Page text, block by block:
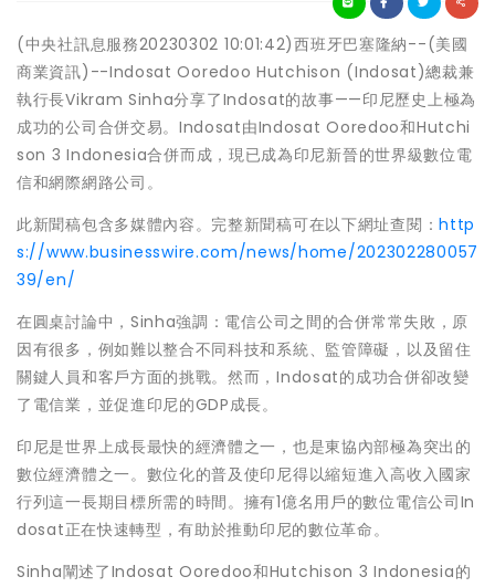
(中央社訊息服務20230302 10:01:42)西班牙巴塞隆納--(美國
商業資訊)--Indosat Ooredoo Hutchison (Indosat)總裁兼
執行長Vikram Sinha分享了Indosat的故事——印尼歷史上極為
成功的公司合併交易。Indosat由Indosat Ooredoo和Hutchi
son 3 Indonesia合併而成，現已成為印尼新晉的世界級數位電
信和網際網路公司。
此新聞稿包含多媒體內容。完整新聞稿可在以下網址查閱：http
s://www.businesswire.com/news/home/202302280057
39/en/
在圓桌討論中，Sinha強調：電信公司之間的合併常常失敗，原
因有很多，例如難以整合不同科技和系統、監管障礙，以及留住
關鍵人員和客戶方面的挑戰。然而，Indosat的成功合併卻改變
了電信業，並促進印尼的GDP成長。
印尼是世界上成長最快的經濟體之一，也是東協內部極為突出的
數位經濟體之一。數位化的普及使印尼得以縮短進入高收入國家
行列這一長期目標所需的時間。擁有1億名用戶的數位電信公司In
dosat正在快速轉型，有助於推動印尼的數位革命。
Sinha闡述了Indosat Ooredoo和Hutchison 3 Indonesia的